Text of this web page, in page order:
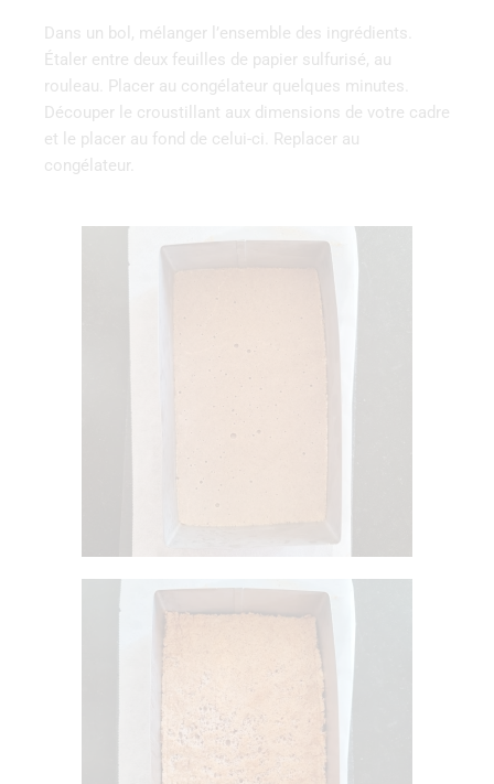
Dans un bol, mélanger l’ensemble des ingrédients.
Étaler entre deux feuilles de papier sulfurisé, au
rouleau. Placer au congélateur quelques minutes.
Découper le croustillant aux dimensions de votre cadre
et le placer au fond de celui-ci. Replacer au
congélateur.